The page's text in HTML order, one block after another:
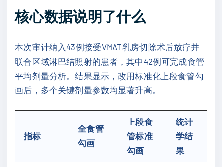
核心数据说明了什么
本次审计纳入43例接受VMAT乳房切除术后放疗并
联合区域淋巴结照射的患者，其中42例可完成食管
平均剂量分析。结果显示，改用标准化上段食管勾
画后，多个关键剂量参数均显著升高。
指标
全食管
勾画
上段食
管标准
勾画
统计
学结
果